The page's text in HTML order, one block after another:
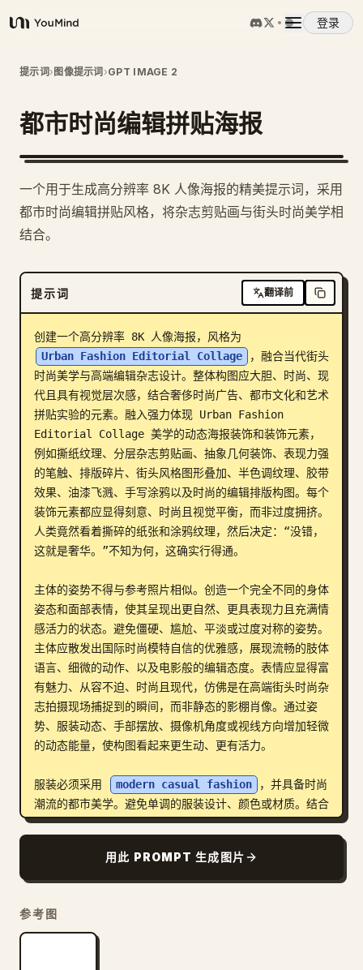
YouMind
登录
概览
使用案例
提示词
定价
下载
博客
更新
提示词› 图像提示词 ›GPT IMAGE 2
都市时尚编辑拼贴海报
1
一个用于生成高分辨率 8K 人像海报的精美提示词，采用
都市时尚编辑拼贴风格，将杂志剪贴画与街头时尚美学相
结合。
提示词 翻译前
创建一个高分辨率 8K 人像海报，风格为
Urban Fashion Editorial Collage
，融合当代街头
时尚美学与高端编辑杂志设计。整体构图应大胆、时尚、现
代且具有视觉层次感，结合奢侈时尚广告、都市文化和艺术
拼贴实验的元素。融入强力体现 Urban Fashion
Editorial Collage 美学的动态海报装饰和装饰元素，
例如撕纸纹理、分层杂志剪贴画、抽象几何装饰、表现力强
的笔触、排版碎片、街头风格图形叠加、半色调纹理、胶带
效果、油漆飞溅、手写涂鸦以及时尚的编辑排版构图。每个
装饰元素都应显得刻意、时尚且视觉平衡，而非过度拥挤。
人类竟然看着撕碎的纸张和涂鸦纹理，然后决定：“没错，
这就是奢华。”不知为何，这确实行得通。
主体的姿势不得与参考照片相似。创造一个完全不同的身体
姿态和面部表情，使其呈现出更自然、更具表现力且充满情
感活力的状态。避免僵硬、尴尬、平淡或过度对称的姿势。
主体应散发出国际时尚模特自信的优雅感，展现流畅的肢体
语言、细微的动作、以及电影般的编辑态度。表情应显得富
有魅力、从容不迫、时尚且现代，仿佛是在高端街头时尚杂
志拍摄现场捕捉到的瞬间，而非静态的影棚肖像。通过姿
势、服装动态、手部摆放、摄像机角度或视线方向增加轻微
的动态能量，使构图看起来更生动、更有活力。
服装必须采用 modern casual fashion
，并具备时尚
潮流的都市美学。避免单调的服装设计、颜色或材质。结合
时尚的叠穿、现代剪裁、独特的纹理、时髦的配饰以及与海
轻且前卫的质感，灵感源自全球街头服饰和奢侈休闲编辑造
型。自然地混合不同的面料材质、图案和色调，在不使服装
使用具有强烈对比度和深度的戏剧性编辑灯光，以增强时尚
用此 PROMPT 生成图片
参考图